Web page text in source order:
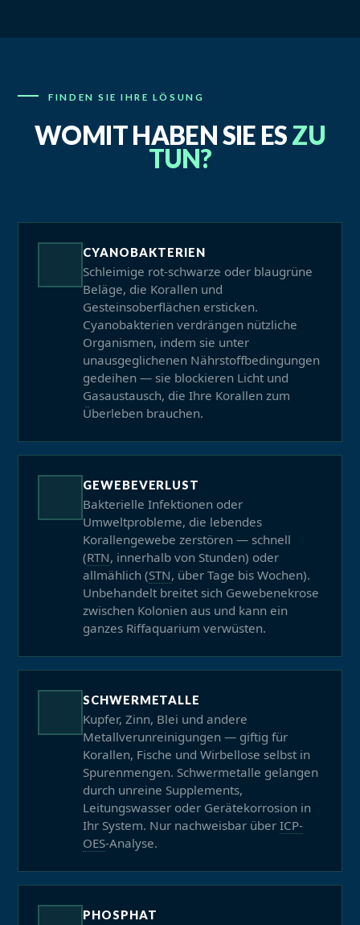
FINDEN SIE IHRE LÖSUNG
WOMIT HABEN SIE ESZU
TUN?
CYANOBAKTERIEN
Schleimige rot-schwarze oder blaugrüne
Beläge, die Korallen und
Gesteinsoberflächen ersticken.
Cyanobakterien verdrängen nützliche
Organismen, indem sie unter
unausgeglichenen Nährstoffbedingungen
gedeihen — sie blockieren Licht und
Gasaustausch, die Ihre Korallen zum
Überleben brauchen.
GEWEBEVERLUST
Bakterielle Infektionen oder
Umweltprobleme, die lebendes
Korallengewebe zerstören — schnell
(RTN, innerhalb von Stunden) oder
allmählich (STN, über Tage bis Wochen).
Unbehandelt breitet sich Gewebenekrose
zwischen Kolonien aus und kann ein
ganzes Riffaquarium verwüsten.
SCHWERMETALLE
Kupfer, Zinn, Blei und andere
Metallverunreinigungen — giftig für
Korallen, Fische und Wirbellose selbst in
Spurenmengen. Schwermetalle gelangen
durch unreine Supplements,
Leitungswasser oder Gerätekorrosion in
Ihr System. Nur nachweisbar überICP-
OES-Analyse.
PHOSPHAT